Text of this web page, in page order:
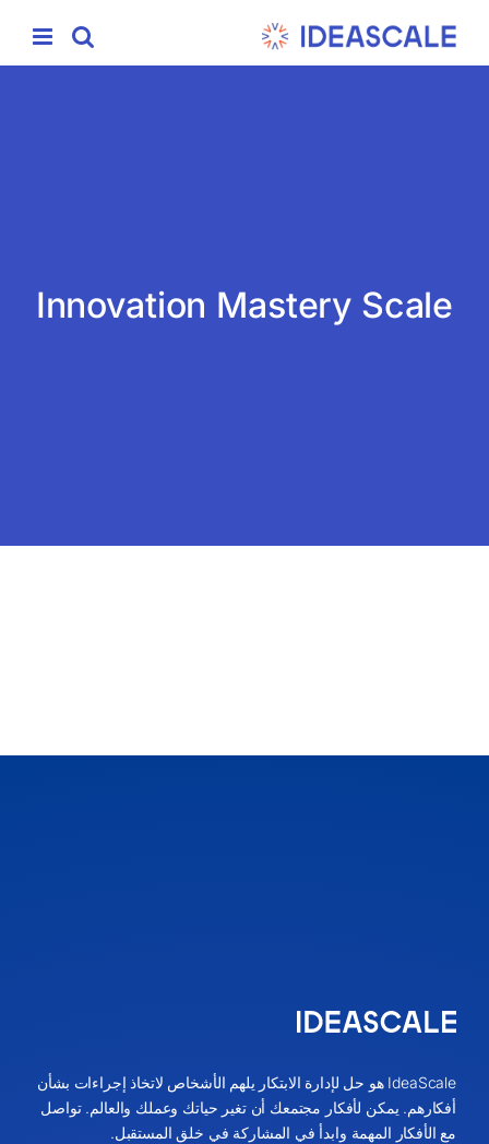
Innovation Mastery Scale
IdeaScale هو حل لإدارة الابتكار يلهم الأشخاص لاتخاذ إجراءات بشأن
أفكارهم. يمكن لأفكار مجتمعك أن تغير حياتك وعملك والعالم. تواصل
مع الأفكار المهمة وابدأ في المشاركة في خلق المستقبل.